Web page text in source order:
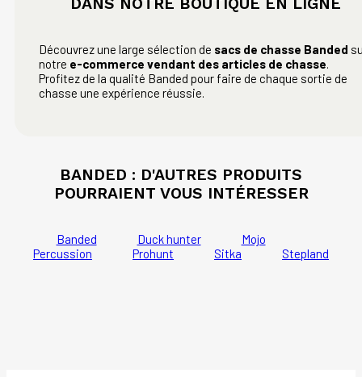
Découvrez une large sélection de sacs de chasse Banded
notre e-commerce vendant des articles de chasse.
Profitez de la qualité Banded pour faire de chaque sortie de
chasse une expérience réussie.
BANDED : D'AUTRES PRODUITS
POURRAIENT VOUS INTÉRESSER
Banded Duck hunter
Mojo
Percussion
Prohunt Sitka Stepland